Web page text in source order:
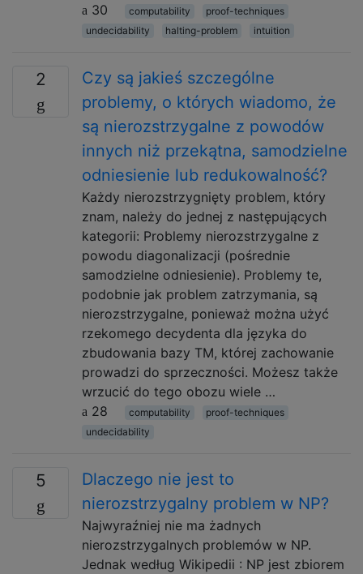
30
computability
proof-techniques
undecidability
halting-problem intuition
2
Czy są jakieś szczególne
problemy, o których wiadomo, że
są nierozstrzygalne z powodów
innych niż przekątna, samodzielne
odniesienie lub redukowalność?
Każdy nierozstrzygnięty problem, który
znam, należy do jednej z następujących
kategorii: Problemy nierozstrzygalne z
powodu diagonalizacji (pośrednie
samodzielne odniesienie). Problemy te,
podobnie jak problem zatrzymania, są
nierozstrzygalne, ponieważ można użyć
rzekomego decydenta dla języka do
zbudowania bazy TM, której zachowanie
prowadzi do sprzeczności. Możesz także
wrzucić do tego obozu wiele …
28
computability
proof-techniques
undecidability
5
Dlaczego nie jest to
nierozstrzygalny problem w NP?
Najwyraźniej nie ma żadnych
nierozstrzygalnych problemów w NP.
Jednak według Wikipedii : NP jest zbiorem